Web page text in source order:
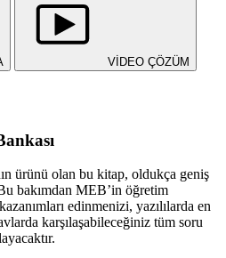
VİDEO ÇÖZÜM
ürünü olan bu kitap, oldukça geniş
bakımdan MEB’in öğretim
edinmenizi, yazılılarda en
karşılaşabileceğiniz tüm soru